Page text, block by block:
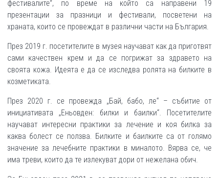
фестивалите”, по време на който са направени 19
презентации за празници и фестивали, посветени на
храната, които се провеждат в различни части на България.
През 2019 г. посетителите в музея научават как да приготвят
сами качествен крем и да се погрижат за здравето на
своята кожа. Идеята е да се изследва ролята на билките в
козметиката.
През 2020 г. се провежда „Бай, бабо, ле“ – събитие от
инициативата „Еньовден: билки и баилки“. Посетителите
научават интересни практики за лечение и коя билка за
каква болест се ползва. Билките и баилките са от голямо
значение за лечебните практики в миналото. Вярва се, че
има треви, които да те излекуват дори от нежелана обич.